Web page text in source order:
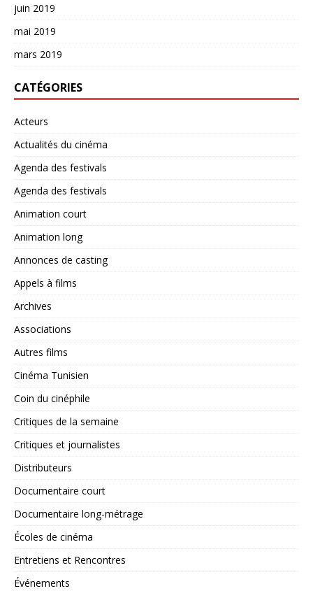
juin 2019
mai 2019
mars 2019
CATÉGORIES
Acteurs
Actualités du cinéma
Agenda des festivals
Agenda des festivals
Animation court
Animation long
Annonces de casting
Appels à films
Archives
Associations
Autres films
Cinéma Tunisien
Coin du cinéphile
Critiques de la semaine
Critiques et journalistes
Distributeurs
Documentaire court
Documentaire long-métrage
Écoles de cinéma
Entretiens et Rencontres
Événements